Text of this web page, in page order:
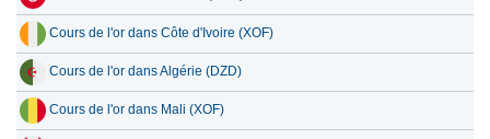
Cours de l'or dans Côte d'Ivoire (XOF)
Cours de l'or dans Algérie (DZD)
Cours de l'or dans Mali (XOF)